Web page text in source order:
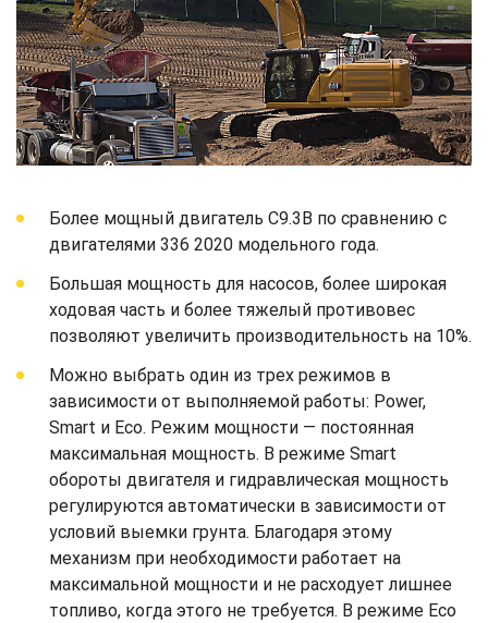
Более мощный двигатель C9.3B по сравнению с
двигателями 336 2020 модельного года.
Большая мощность для насосов, более широкая
ходовая часть и более тяжелый противовес
позволяют увеличить производительность на 10%.
Можно выбрать один из трех режимов в
зависимости от выполняемой работы: Power,
Smart и Eco. Режим мощности — постоянная
максимальная мощность. В режиме Smart
обороты двигателя и гидравлическая мощность
регулируются автоматически в зависимости от
условий выемки грунта. Благодаря этому
механизм при необходимости работает на
максимальной мощности и не расходует лишнее
топливо, когда этого не требуется. В режиме Eco